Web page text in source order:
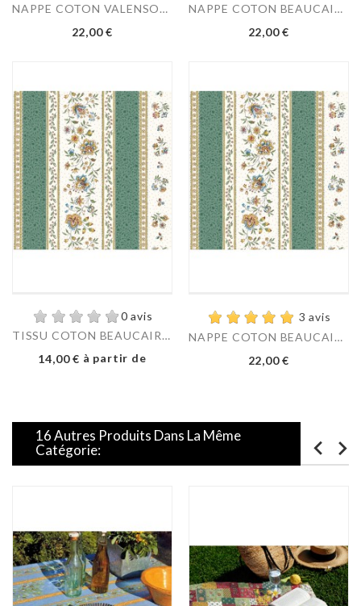
NAPPE COTON VALENSOLE...
Prix
22,00 €
NAPPE COTON BEAUCAIRE...
Prix
22,00 €
0 avis
TISSU COTON BEAUCAIRE...
Prix
14,00 € à partir de
3 avis
NAPPE COTON BEAUCAIRE...
Prix
22,00 €
16 Autres Produits Dans La Même
Catégorie: